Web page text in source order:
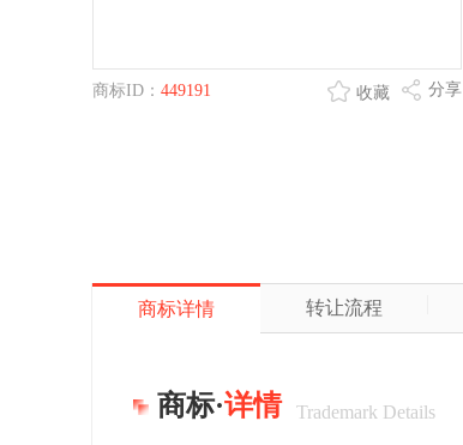
商标ID： 449191 分享
收藏
商标详情 转让流程
商标·详情 Trademark Details